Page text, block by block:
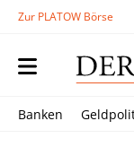
Zur PLATOW Börse
Banken